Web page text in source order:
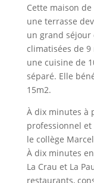
Cette maison
une terrasse
un grand séjour
climatisées de 9
une cuisine de
séparé. Elle
15m2.
À dix minutes à
professionnel
le collège
À dix minutes
La Crau et La
restaurants,